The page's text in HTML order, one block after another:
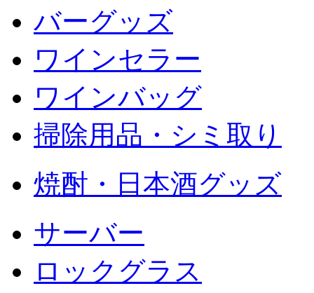
バーグッズ
ワインセラー
ワインバッグ
掃除用品・シミ取り
焼酎・日本酒グッズ
サーバー
ロックグラス